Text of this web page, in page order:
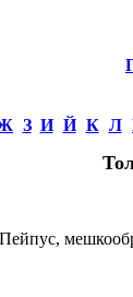
З И Й К Л